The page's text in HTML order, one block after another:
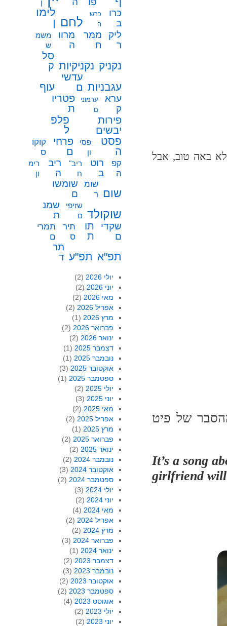
לא באה טוב, אבל
של פיט
It’s a song
girlfriend will
ן
כרו
ב
כרש
ה
לחם
לימו
ן
ליק
ר
ממר
ח
מרוו
ה
משמ
ש
נקניק נקניקיות
סל
ק
עגבניות
עדשי
ם
עוף
ערא
ק
ערמוני
ם
פטריו
ת
פירות
יבשים
פלפ
ל
פסט
ה
פסי
ון
פרחי
ם
קוקו
ס
קפ
ה
רוט
ב
ריב"
ח
ריב
ה
רימ
ון
שום
שומ
ר
שומשו
ם
שוקולד
שזיפי
ם
שמנ
ת
שקדי
ם
תו
ת
תיר
ס
תמרי
ם
תפ"א תפ"ע
תר
ד
יולי 2026
(2)
יוני 2026
(2)
מאי 2026
(2)
אפריל 2026
(2)
מרץ 2026
(1)
פברואר 2026
(2)
ינואר 2026
(2)
דצמבר 2025
(1)
נובמבר 2025
(1)
אוקטובר 2025
(3)
ספטמבר 2025
(1)
יולי 2025
(2)
יוני 2025
(3)
מאי 2025
(2)
אפריל 2025
(2)
מרץ 2025
(1)
פברואר 2025
(2)
ינואר 2025
(2)
נובמבר 2024
(2)
אוקטובר 2024
(3)
ספטמבר 2024
(2)
יולי 2024
(3)
יוני 2024
(2)
מאי 2024
(4)
אפריל 2024
(2)
מרץ 2024
(2)
פברואר 2024
(3)
ינואר 2024
(1)
דצמבר 2023
(2)
נובמבר 2023
(3)
אוקטובר 2023
(2)
ספטמבר 2023
(2)
אוגוסט 2023
(4)
יולי 2023
(2)
יוני 2023
(2)